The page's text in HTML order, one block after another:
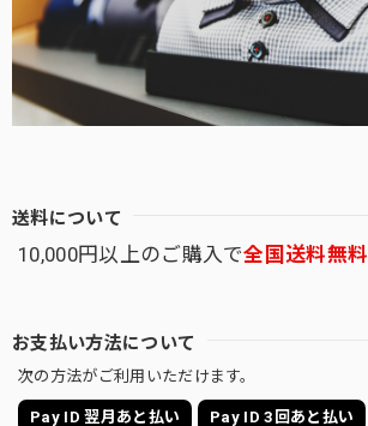
送料について
10,000円以上のご購入で全国送料無料
お支払い方法について
次の方法がご利用いただけます。
Pay ID 翌月あと払い Pay ID 3回あと払い